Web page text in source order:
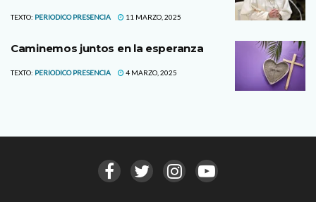
TEXTO: PERIODICO PRESENCIA 11 MARZO, 2025
Caminemos juntos en la esperanza
TEXTO: PERIODICO PRESENCIA 4 MARZO, 2025